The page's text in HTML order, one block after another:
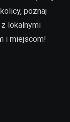
poznaj
lokalnymi
i miejscom!